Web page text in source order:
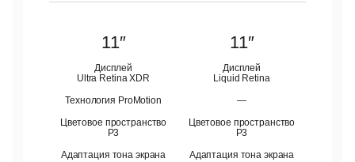
11″
Дисплей
Ultra Retina XDR
Технология ProMotion
Цветовое пространство
P3
Адаптация тона экрана
11″
Дисплей
Liquid Retina
—
Цветовое пространство
P3
Адаптация тона экрана